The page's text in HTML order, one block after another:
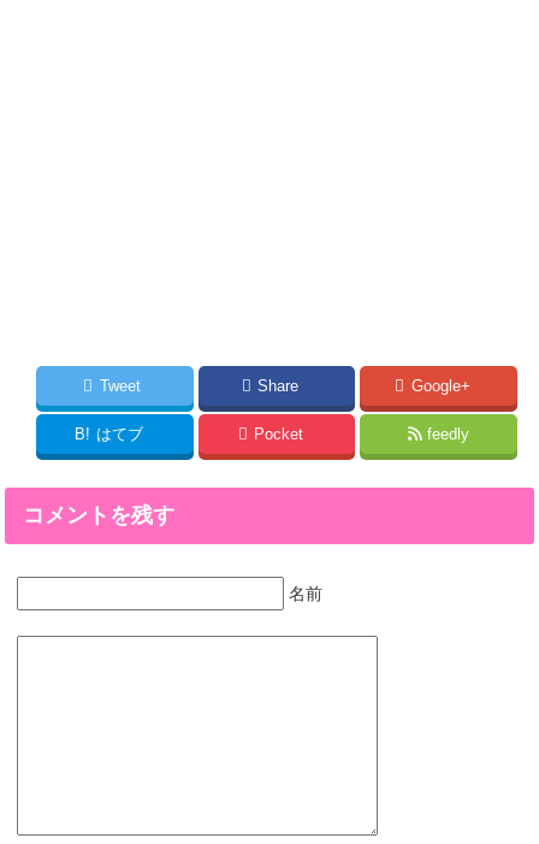
Tweet Share Google+
B! はてブ Pocket feedly
コメントを残す
名前